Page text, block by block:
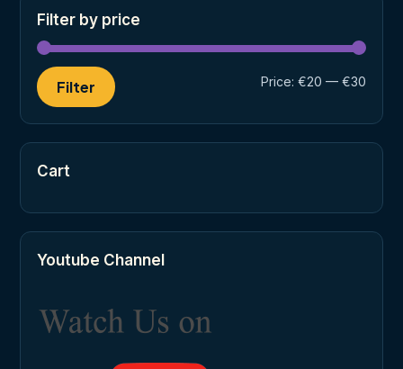
Filter by price
Filter Price: €20 — €30
Cart
Youtube Channel